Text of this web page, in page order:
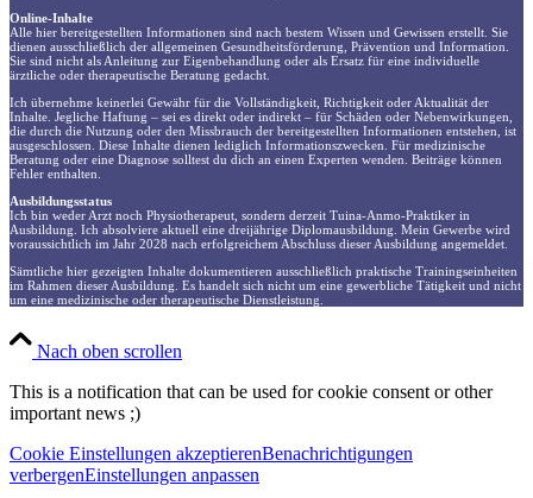
Online-Inhalte
Alle hier bereitgestellten Informationen sind nach bestem Wissen und Gewissen erstellt. Sie
dienen ausschließlich der allgemeinen Gesundheitsförderung, Prävention und Information.
Sie sind nicht als Anleitung zur Eigenbehandlung oder als Ersatz für eine individuelle
ärztliche oder therapeutische Beratung gedacht.
Ich übernehme keinerlei Gewähr für die Vollständigkeit, Richtigkeit oder Aktualität der
Inhalte. Jegliche Haftung – sei es direkt oder indirekt – für Schäden oder Nebenwirkungen,
die durch die Nutzung oder den Missbrauch der bereitgestellten Informationen entstehen, ist
ausgeschlossen. Diese Inhalte dienen lediglich Informationszwecken. Für medizinische
Beratung oder eine Diagnose solltest du dich an einen Experten wenden. Beiträge können
Fehler enthalten.
Ausbildungsstatus
Ich bin weder Arzt noch Physiotherapeut, sondern derzeit Tuina-Anmo-Praktiker in
Ausbildung. Ich absolviere aktuell eine dreijährige Diplomausbildung. Mein Gewerbe wird
voraussichtlich im Jahr 2028 nach erfolgreichem Abschluss dieser Ausbildung angemeldet.
Sämtliche hier gezeigten Inhalte dokumentieren ausschließlich praktische Trainingseinheiten
im Rahmen dieser Ausbildung. Es handelt sich nicht um eine gewerbliche Tätigkeit und nicht
um eine medizinische oder therapeutische Dienstleistung.
Nach oben scrollen
This is a notification that can be used for cookie consent or other
important news ;)
Cookie Einstellungen akzeptierenBenachrichtigungen
verbergenEinstellungen anpassen